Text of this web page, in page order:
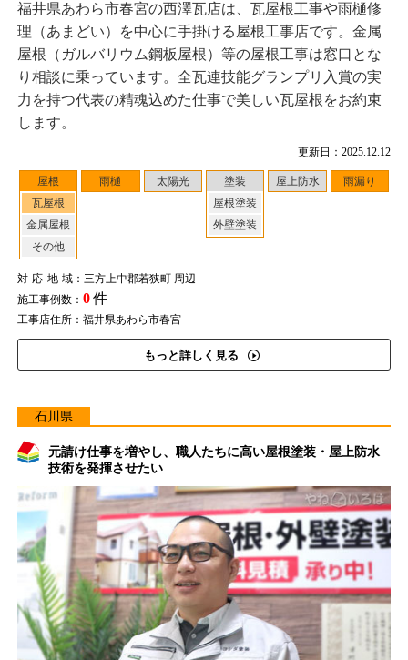
更新日：2025.12.12
屋根
瓦屋根
金属屋根
その他
雨樋 太陽光
塗装
屋根塗装
外壁塗装
屋上防水 雨漏り
対応地域：三方上中郡若狭町 周辺
施工事例数： 0件
工事店住所：福井県あわら市春宮
もっと詳しく見る
福井県あわら市春宮の西澤瓦店は、瓦屋根工事や雨樋修
理（あまどい）を中心に手掛ける屋根工事店です。金属
屋根（ガルバリウム鋼板屋根）等の屋根工事は窓口とな
り相談に乗っています。全瓦連技能グランプリ入賞の実
力を持つ代表の精魂込めた仕事で美しい瓦屋根をお約束
します。
石川県
元請け仕事を増やし、職人たちに高い屋根塗装・屋上防水
技術を発揮させたい